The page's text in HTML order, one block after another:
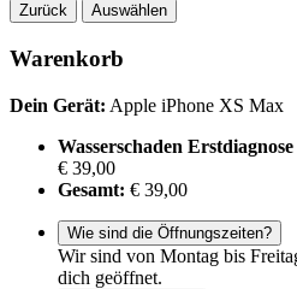
Zurück Auswählen
Warenkorb
Dein Gerät: Apple iPhone XS Max
Wasserschaden Erstdiagnose
€ 39,00
Gesamt: € 39,00
Wie sind die Öffnungszeiten?
Wir sind von Montag bis
dich geöffnet.